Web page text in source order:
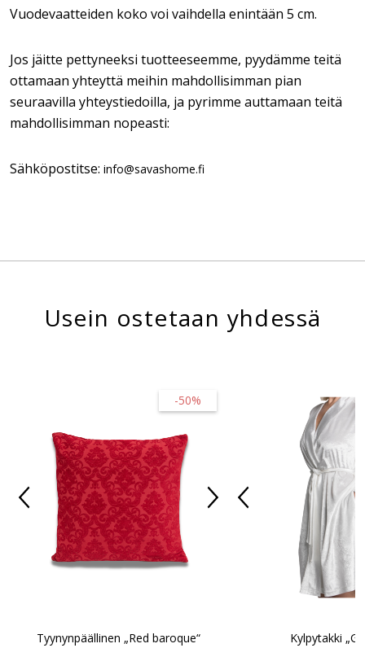
Vuodevaatteiden koko voi vaihdella enintään 5 cm.
Jos jäitte pettyneeksi tuotteeseemme, pyydämme teitä
ottamaan yhteyttä meihin mahdollisimman pian
seuraavilla yhteystiedoilla, ja pyrimme auttamaan teitä
mahdollisimman nopeasti:
Sähköpostitse: info@savashome.fi
Usein ostetaan yhdessä
-50%
Tyynynpäällinen „Red baroque“ Kylpytakki